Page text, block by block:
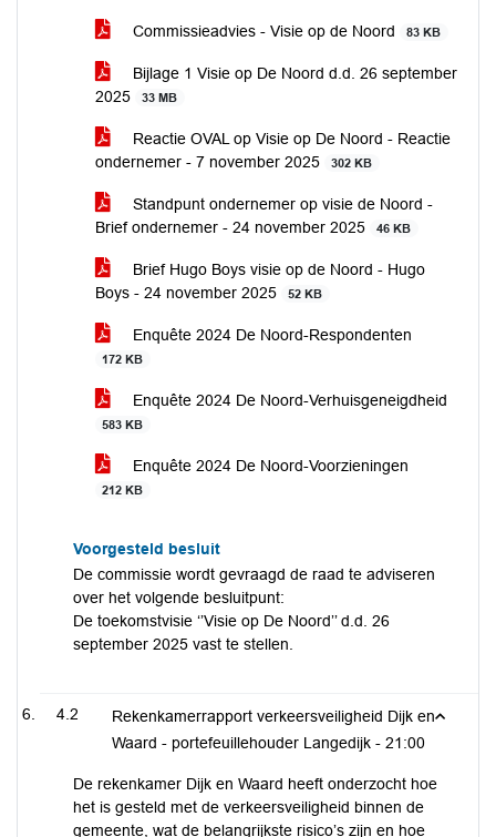
Commissieadvies - Visie op de Noord 83 KB
Bijlage 1 Visie op De Noord d.d. 26 september
2025
33 MB
Reactie OVAL op Visie op De Noord - Reactie
ondernemer - 7 november 2025
302 KB
Standpunt ondernemer op visie de Noord -
Brief ondernemer - 24 november 2025
46 KB
Brief Hugo Boys visie op de Noord - Hugo
Boys - 24 november 2025
52 KB
Enquête 2024 De Noord-Respondenten
172 KB
Enquête 2024 De Noord-Verhuisgeneigdheid
583 KB
Enquête 2024 De Noord-Voorzieningen
212 KB
Voorgesteld besluit
De commissie wordt gevraagd de raad te adviseren
over het volgende besluitpunt:
De toekomstvisie ‘’Visie op De Noord’’ d.d. 26
september 2025 vast te stellen.
4.2
Rekenkamerrapport verkeersveiligheid Dijk en
Waard - portefeuillehouder Langedijk - 21:00
De rekenkamer Dijk en Waard heeft onderzocht hoe
het is gesteld met de verkeersveiligheid binnen de
gemeente, wat de belangrijkste risico’s zijn en hoe